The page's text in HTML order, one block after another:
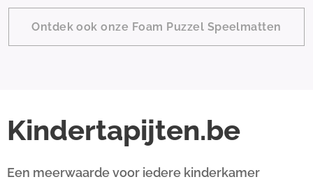
Ontdek ook onze Foam Puzzel Speelmatten
Kindertapijten.be
Een meerwaarde voor iedere kinderkamer